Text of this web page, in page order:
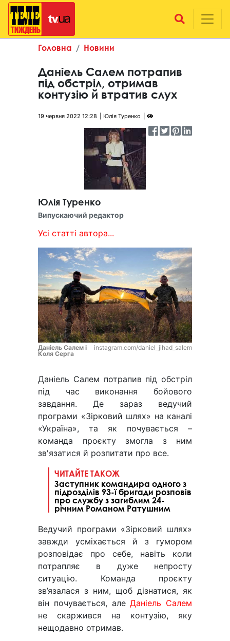
Головна Новини
Даніель Салем потрапив
під обстріл, отримав
контузію й втратив слух
19 червня 2022 12:28 Юлія Туренко
Юлія Туренко
Випускаючий редактор
Усі статті автора...
Даніель Салем і
Коля Серга
instagram.com/daniel_jihad_salem
Даніель Салем потрапив під обстріл
під час виконання бойового
завдання. Де зараз ведучий
програми «Зірковий шлях» на каналі
«Україна», та як почувається –
команда проєкту змогла з ним
зв'язатися й розпитати про все.
ЧИТАЙТЕ ТАКОЖ
Заступник командира одного з
підрозділів 93-ї бригади розповів
про службу з загиблим 24-
річним Романом Ратушним
Ведучий програми «Зірковий шлях»
завжди усміхається й з гумором
розповідає про себе, навіть коли
потрапляє в дуже непросту
ситуацію. Команда проєкту
зв’язалася з ним, щоб дізнатися, як
він почувається, алеДаніель Салем
не скаржився на контузію, яку
нещодавно отримав.